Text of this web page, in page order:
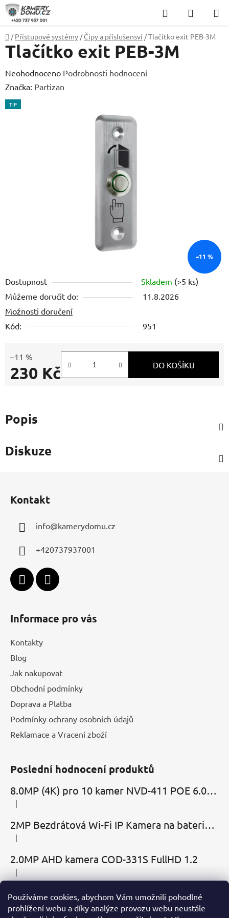
Používáme cookies, abychom Vám umožnili pohodlné
prohlížení webu a díky analýze provozu webu neustále
Přejít
obsah
Hledat
KOŠÍK
Domů
/ Přístupové systémy / Čipy a příslušensví /Tlačítko exit PEB-3M
Dostupnost Skladem (>5 ks)
Můžeme doručit do:
11.8.2026
Možnosti doručení
Kód:
951
–11 %
230 Kč DO KOŠÍKU
Tlačítko exit PEB-3M
Průměrné
hodnocení
produktu
Neohodnoceno Podrobnosti hodnocení
Značka: Partizan
TIP
–11 %
Popis
Diskuze
Kontakt
info@kamerydomu.cz
+420737937001
Informace pro vás
Kontakty
Blog
Jak nakupovat
Obchodní podmínky
Doprava a Platba
Podmínky ochrany osobních údajů
Reklamace a Vracení zboží
Poslední hodnocení produktů
8.0MP (4K) pro 10 kamer NVD-411 POE 6.0 Cloud
Hodnocení produktu je 5 z 5 hvězdiček.
|
2MP Bezdrátová Wi-Fi IP Kamera na baterie MBC-Cubic s mikrofonem, reproduktorem a slotem microSD
Hodnocení produktu je 2 z 5 hvězdiček.
|
2.0MP AHD kamera COD-331S FullHD 1.2
Hodnocení produktu je 5 z 5 hvězdiček.
|
Přijímáme online platby